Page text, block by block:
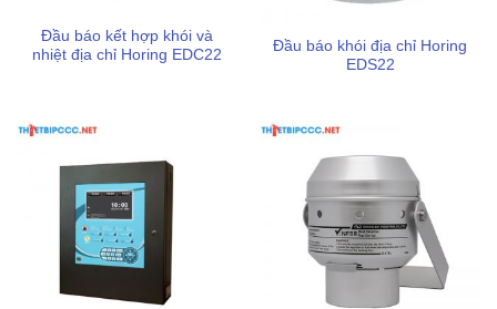
Đầu báo kết hợp khói và
nhiệt địa chỉ Horing EDC22
Đầu báo khói địa chỉ Horing
EDS22